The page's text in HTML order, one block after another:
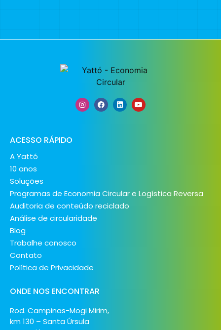
ACESSO RÁPIDO
A Yattó
10 anos
Soluções
Programas de Economia Circular e Logística Reversa
Auditoria de conteúdo reciclado
Análise de circularidade
Blog
Trabalhe conosco
Contato
Política de Privacidade
ONDE NOS ENCONTRAR
Rod. Campinas-Mogi Mirim,
km 130 – Santa Úrsula